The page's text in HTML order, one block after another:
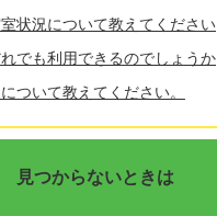
状況について教えてください
でも利用できるのでしょうか
ついて教えてください。
見つからないときは